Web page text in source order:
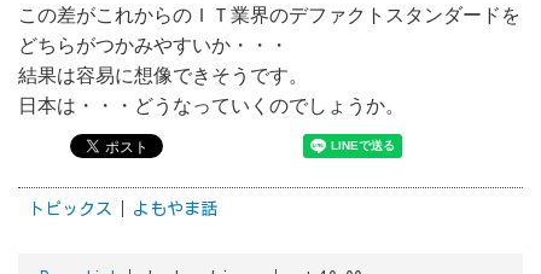
この差がこれからのＩＴ業界のデファクトスタンダードを
どちらがつかみやすいか・・・
結果は容易に想像できそうです。
日本は・・・どうなっていくのでしょうか。
トピックス よもやま話